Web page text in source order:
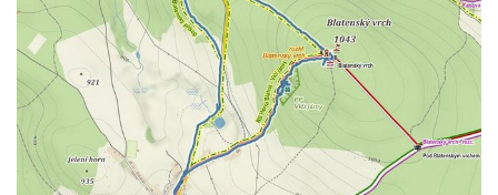
Vyhlídka U Zámečku v Lovosicích
Vyhlídka Růženka
Kaňkovská vyhlídka
Rozhledna Bieleboh u Beiersdorfu
Věž krále Friedricha Augusta u Löbau
Rozhledna Velký Chlum